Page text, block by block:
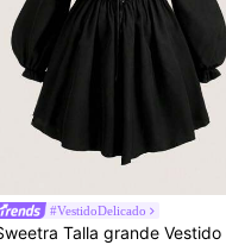
#VestidoDelicado